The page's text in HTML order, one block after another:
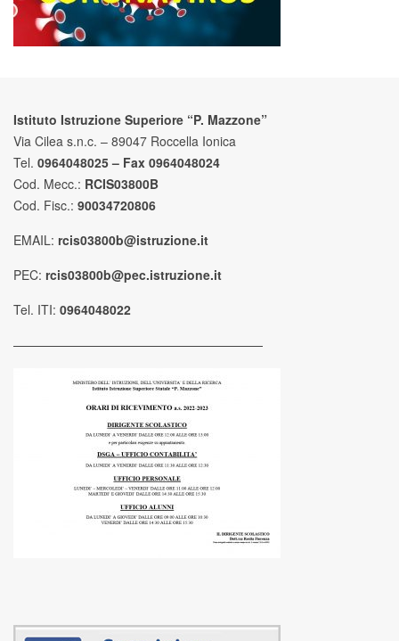
Istituto Istruzione Superiore “P. Mazzone”
Via Cilea s.n.c. – 89047 Roccella Ionica
Tel. 0964048025 – Fax 0964048024
Cod. Mecc.: RCIS03800B
Cod. Fisc.: 90034720806
EMAIL: rcis03800b@istruzione.it
PEC: rcis03800b@pec.istruzione.it
Tel. ITI: 0964048022
————————————————————